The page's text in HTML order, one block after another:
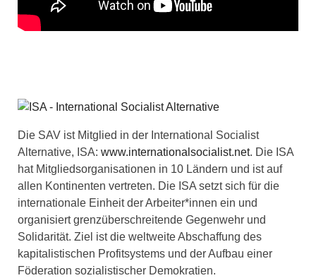
Die SAV ist Mitglied in der International Socialist
Alternative, ISA: www.internationalsocialist.net. Die ISA
hat Mitgliedsorganisationen in 10 Ländern und ist auf
allen Kontinenten vertreten. Die ISA setzt sich für die
internationale Einheit der Arbeiter*innen ein und
organisiert grenzüberschreitende Gegenwehr und
Solidarität. Ziel ist die weltweite Abschaffung des
kapitalistischen Profitsystems und der Aufbau einer
Föderation sozialistischer Demokratien.